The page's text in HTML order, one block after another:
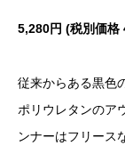
5,280円 (税別価格
従来からある黒色
ポリウレタンのア
ンナーはフリース